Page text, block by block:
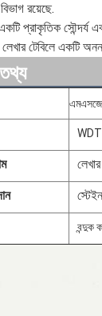
রয়েছে.
প্রাকৃতিক সৌন্দর্য
টেবিলে একটি
এমএসজে
বন্দুক